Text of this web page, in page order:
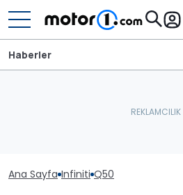
Haberler
Ana Sayfa Infiniti Q50